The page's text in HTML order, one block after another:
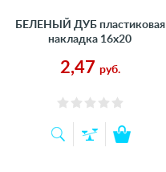
БЕЛЕНЫЙ ДУБ пластиковая
накладка 16х20
2,47 руб.